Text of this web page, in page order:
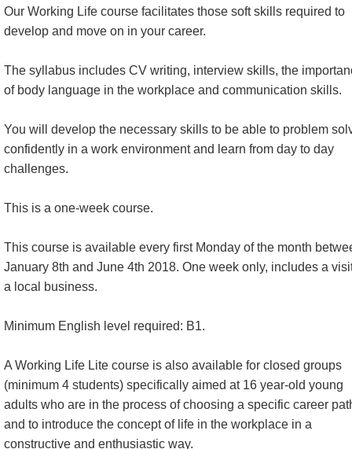
Our Working Life course facilitates those soft skills required to
develop and move on in your career.
The syllabus includes CV writing, interview skills, the
of body language in the workplace and communication skills.
You will develop the necessary skills to be able to problem
confidently in a work environment and learn from day to day
challenges.
This is a one-week course.
This course is available every first Monday of the month
January 8th and June 4th 2018. One week only, includes a
a local business.
Minimum English level required: B1.
A Working Life Lite course is also available for closed groups
(minimum 4 students) specifically aimed at 16 year-old young
adults who are in the process of choosing a specific career
and to introduce the concept of life in the workplace in a
constructive and enthusiastic way.